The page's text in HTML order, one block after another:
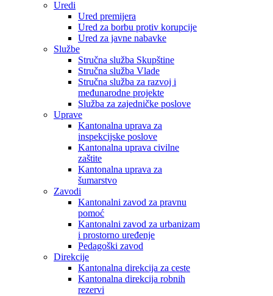
Uredi
Ured premijera
Ured za borbu protiv korupcije
Ured za javne nabavke
Službe
Stručna služba Skupštine
Stručna služba Vlade
Stručna služba za razvoj i
međunarodne projekte
Služba za zajedničke poslove
Uprave
Kantonalna uprava za
inspekcijske poslove
Kantonalna uprava civilne
zaštite
Kantonalna uprava za
šumarstvo
Zavodi
Kantonalni zavod za pravnu
pomoć
Kantonalni zavod za urbanizam
i prostorno uređenje
Pedagoški zavod
Direkcije
Kantonalna direkcija za ceste
Kantonalna direkcija robnih
rezervi